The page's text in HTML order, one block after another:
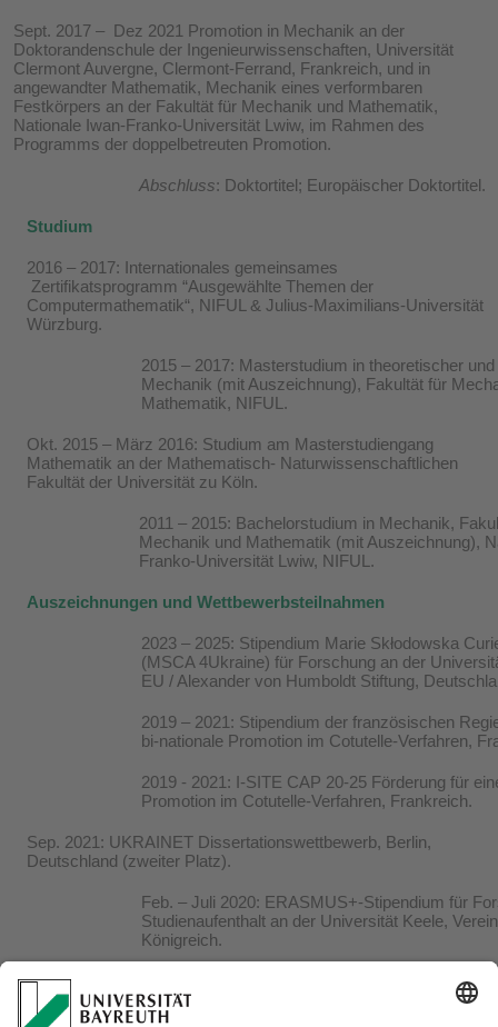
Sept. 2017 – Dez 2021 Promotion in Mechanik an der
Doktorandenschule der Ingenieurwissenschaften, Universität
Clermont Auvergne, Clermont-Ferrand, Frankreich, und in
angewandter Mathematik, Mechanik eines verformbaren
Festkörpers an der Fakultät für Mechanik und Mathematik,
Nationale Iwan-Franko-Universität Lwiw, im Rahmen des
Programms der doppelbetreuten Promotion.
Abschluss: Doktortitel; Europäischer Doktortitel.
Studium
2016 – 2017: Internationales gemeinsames
Zertifikatsprogramm “Ausgewählte Themen der
Computermathematik“, NIFUL & Julius-Maximilians-Universität
Würzburg.
2015 – 2017: Masterstudium in theoretischer
Mechanik (mit Auszeichnung), Fakultät für
Mathematik, NIFUL.
Okt. 2015 – März 2016: Studium am Masterstudiengang
Mathematik an der Mathematisch- Naturwissenschaftlichen
Fakultät der Universität zu Köln.
2011 – 2015: Bachelorstudium in Mechanik,
Mechanik und Mathematik (mit Auszeichnung),
Franko-Universität Lwiw, NIFUL.
Auszeichnungen und Wettbewerbsteilnahmen
2023 – 2025: Stipendium Marie Skłodowska
(MSCA 4Ukraine) für Forschung an der
EU / Alexander von Humboldt Stiftung,
2019 – 2021: Stipendium der französischen
bi-nationale Promotion im Cotutelle-Verfahren,
2019 - 2021: I-SITE CAP 20-25 Förderung für
Promotion im Cotutelle-Verfahren, Frankreich.
Sep. 2021: UKRAINET Dissertationswettbewerb, Berlin,
Deutschland (zweiter Platz).
Feb. – Juli 2020: ERASMUS+-Stipendium für
Studienaufenthalt an der Universität Keele,
Königreich.
Jan. – Apr. 2018: Stipendium des
Deutschen Wirtschaft für Praktikum bei Andritz
Deutschland.